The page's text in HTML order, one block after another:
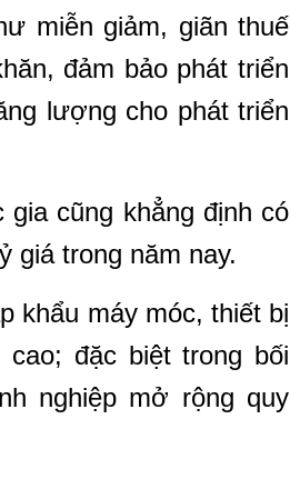
miễn giảm, giãn thuế
đảm bảo phát triển
lượng cho phát triển
cũng khẳng định có
giá trong năm nay.
khẩu máy móc, thiết bị
đặc biệt trong bối
nghiệp mở rộng quy